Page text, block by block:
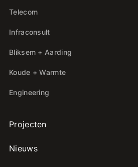
Telecom
Infraconsult
Bliksem + Aarding
Koude + Warmte
Engineering
Projecten
Nieuws